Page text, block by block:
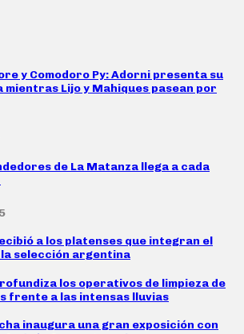
y Comodoro Py: Adorni presenta su
Lijo y Mahiques pasean por
de La Matanza llega a cada
a los platenses que integran el
selección argentina
los operativos de limpieza de
frente a las intensas lluvias
inaugura una gran exposición con